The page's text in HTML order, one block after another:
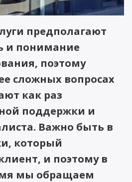
предполагают
и понимание
поэтому
сложных вопросах
как раз
поддержки и
Важно быть в
который
и поэтому в
мы обращаем